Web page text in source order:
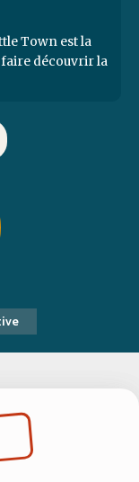
Town est la
découvrir la